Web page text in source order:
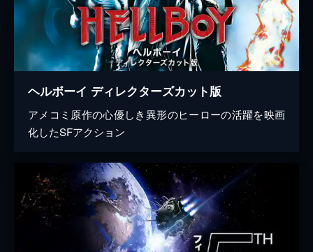
ヘルボーイ ディレクターズカット版
アメコミ原作の心優しき異形のヒーローの活躍を映画
化したSFアクション